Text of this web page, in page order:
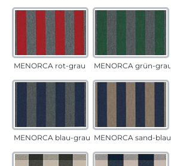
MENORCA rot-grau MENORCA grün-grau
MENORCA blau-grau MENORCA sand-blau